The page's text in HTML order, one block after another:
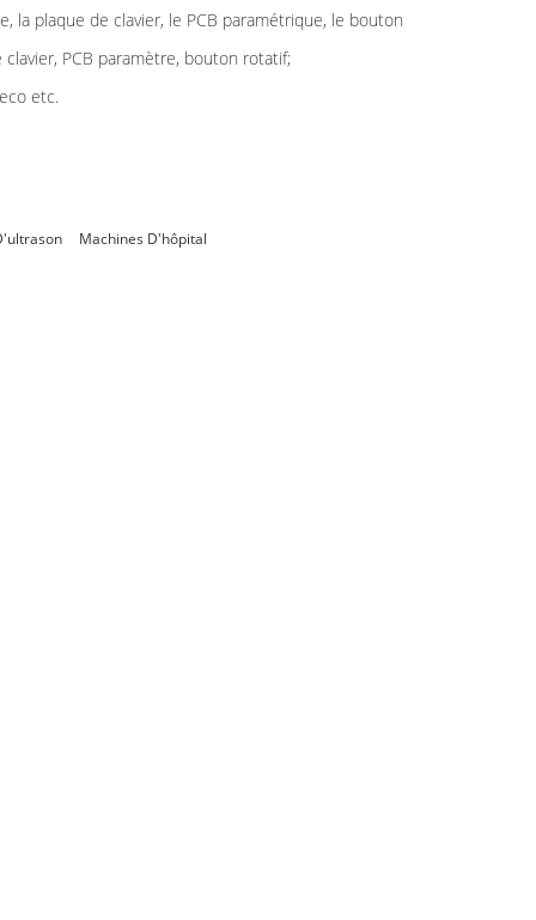
la plaque de clavier, le PCB paramétrique, le bouton
PCB paramètre, bouton rotatif;
etc.
Machines D'hôpital